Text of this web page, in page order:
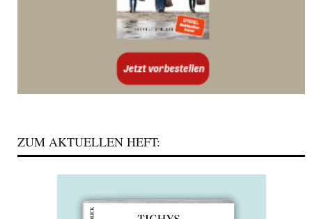
ZUM AKTUELLEN HEFT: